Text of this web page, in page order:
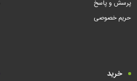
پرسش و پاسخ
حریم خصوصی
خرید